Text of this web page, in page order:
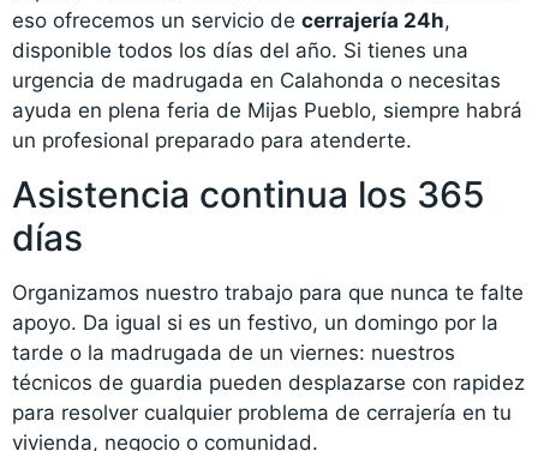
eso ofrecemos un servicio de cerrajería 24h,
disponible todos los días del año. Si tienes una
urgencia de madrugada en Calahonda o necesitas
ayuda en plena feria de Mijas Pueblo, siempre habrá
un profesional preparado para atenderte.
Asistencia continua los 365
días
Organizamos nuestro trabajo para que nunca te falte
apoyo. Da igual si es un festivo, un domingo por la
tarde o la madrugada de un viernes: nuestros
técnicos de guardia pueden desplazarse con rapidez
para resolver cualquier problema de cerrajería en tu
vivienda, negocio o comunidad.